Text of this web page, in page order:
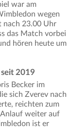
war am
wegen
nach 23.00 Uhr
das Match vorbei
hören heute um
seit 2019
Becker im
sich Zverev nach
reichten zum
weiter auf
ist er